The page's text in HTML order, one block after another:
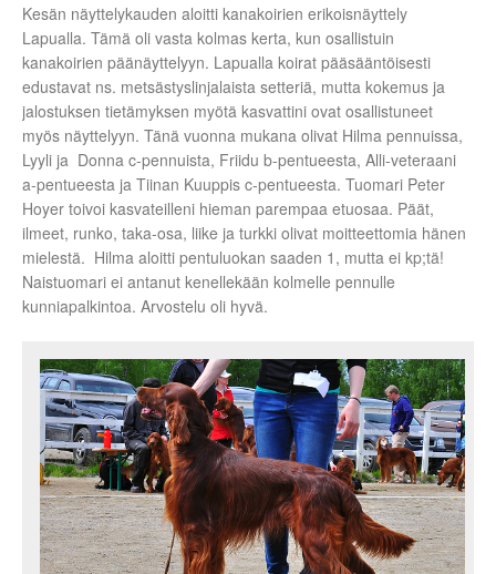
Kesän näyttelykauden aloitti kanakoirien erikoisnäyttely
Lapualla. Tämä oli vasta kolmas kerta, kun osallistuin
kanakoirien päänäyttelyyn. Lapualla koirat pääsääntöisesti
edustavat ns. metsästyslinjalaista setteriä, mutta kokemus ja
jalostuksen tietämyksen myötä kasvattini ovat osallistuneet
myös näyttelyyn. Tänä vuonna mukana olivat Hilma pennuissa,
Lyyli ja Donna c-pennuista, Friidu b-pentueesta, Alli-veteraani
a-pentueesta ja Tiinan Kuuppis c-pentueesta. Tuomari Peter
Hoyer toivoi kasvateilleni hieman parempaa etuosaa. Päät,
ilmeet, runko, taka-osa, liike ja turkki olivat moitteettomia hänen
mielestä. Hilma aloitti pentuluokan saaden 1, mutta ei kp;tä!
Naistuomari ei antanut kenellekään kolmelle pennulle
kunniapalkintoa. Arvostelu oli hyvä.